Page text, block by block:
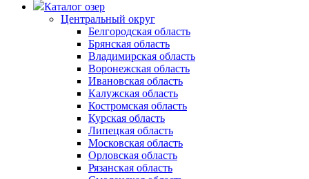
Каталог озер
Центральный округ
Белгородская область
Брянская область
Владимирская область
Воронежская область
Ивановская область
Калужская область
Костромская область
Курская область
Липецкая область
Московская область
Орловская область
Рязанская область